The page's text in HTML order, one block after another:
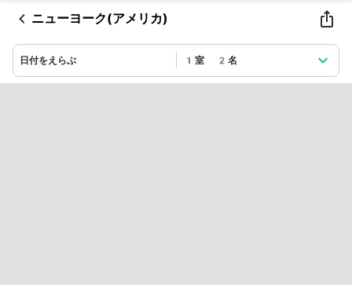
ニューヨーク(アメリカ)
日付をえらぶ 1室 2名